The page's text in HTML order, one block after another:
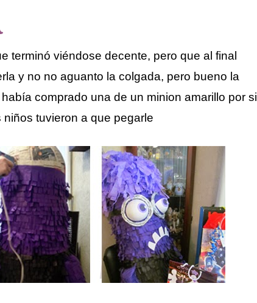
terminó viéndose decente, pero que al final
y no no aguanto la colgada, pero bueno la
comprado una de un minion amarillo por si
tuvieron a que pegarle